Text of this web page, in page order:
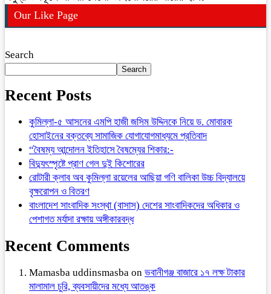
Our Like Page
Search
Search
Recent Posts
কুমিল্লা-৫ আসনের এমপি হাজী জসিম উদ্দিনকে নিয়ে ড. মোবারক
হোসাইনের বক্তব্যে সামাজিক যোগাযোগমাধ্যমে প্রতিবাদ
“বৈষম্য আন্দোলন ইতিহাসে বৈষম্যের শিকার:-
বিদ্যুৎস্পৃষ্টে প্রাণ গেল দুই কিশোরের
রোটারী ক্লাব অব কুমিল্লা রয়েলের আছিয়া গণি বালিকা উচ্চ বিদ্যালয়ে
বৃক্ষরোপন ও বিতরণ
বাংলাদেশ সাংবাদিক সংস্থা (বাসাস) দেশের সাংবাদিকদের অধিকার ও
পেশাগত মর্যাদা রক্ষায় অঙ্গীকারবদ্ধ
Recent Comments
Mamasba uddinsmasba on ভবানীগঞ্জ বাজারে ১৭ লক্ষ টাকার
মালামাল চুরি, ব্যবসায়ীদের মধ্যে আতঙ্ক